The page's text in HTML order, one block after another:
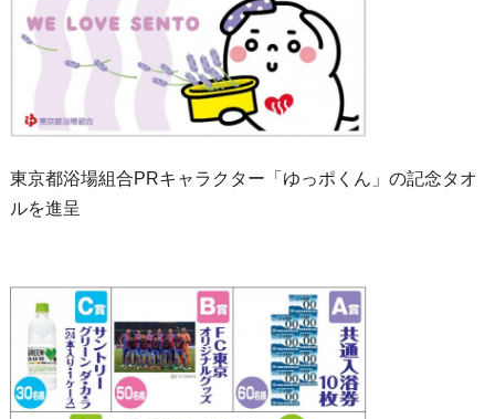
東京都浴場組合PRキャラクター「ゆっポくん」の記念タオ
ルを進呈